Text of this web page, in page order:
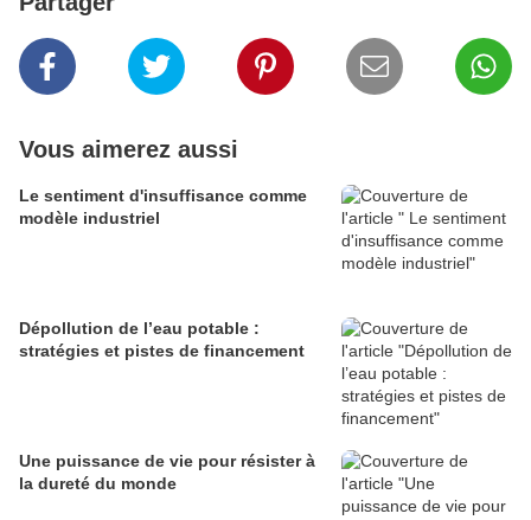
Vous aimerez aussi
Le sentiment d'insuffisance comme
modèle industriel
Dépollution de l’eau potable :
stratégies et pistes de financement
Une puissance de vie pour résister à
la dureté du monde